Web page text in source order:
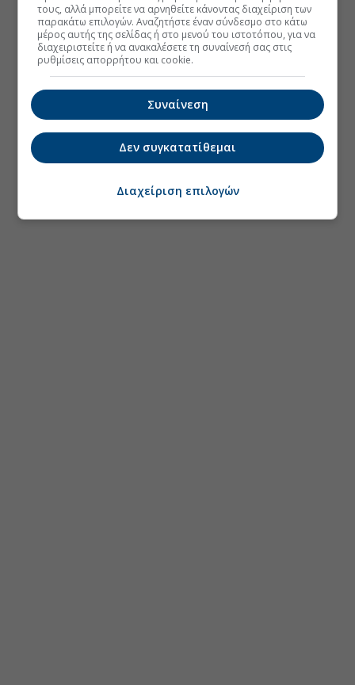
τους, αλλά μπορείτε να αρνηθείτε κάνοντας διαχείριση των
παρακάτω επιλογών. Αναζητήστε έναν σύνδεσμο στο κάτω
μέρος αυτής της σελίδας ή στο μενού του ιστοτόπου, για να
διαχειριστείτε ή να ανακαλέσετε τη συναίνεσή σας στις
ρυθμίσεις απορρήτου και cookie.
Συναίνεση
Δεν συγκατατίθεμαι
Διαχείριση επιλογών